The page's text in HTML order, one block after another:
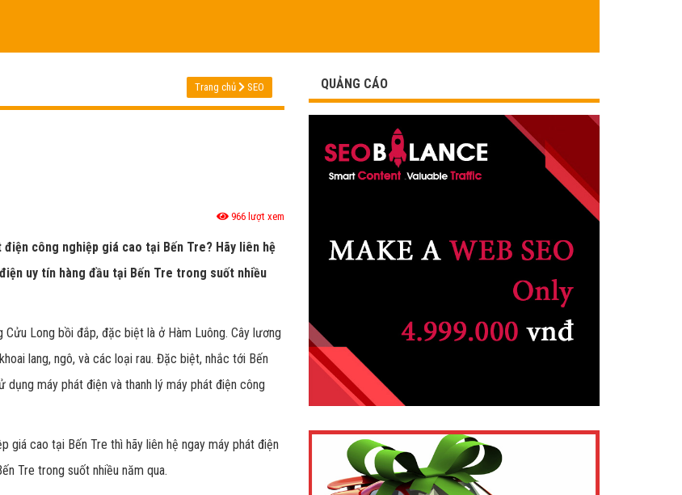
Trang chủ SEO
966 lượt xem
công nghiệp giá cao tại Bến Tre? Hãy liên hệ
uy tín hàng đầu tại Bến Tre trong suốt nhiều
Long bồi đắp, đặc biệt là ở Hàm Luông. Cây lương
lang, ngô, và các loại rau. Đặc biệt, nhắc tới Bến
máy phát điện và thanh lý máy phát điện công
giá cao tại Bến Tre thì hãy liên hệ ngay máy phát điện
Tre trong suốt nhiều năm qua.
QUẢNG CÁO